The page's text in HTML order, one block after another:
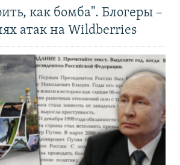
как бомба". Блогеры –
атак на Wildberries